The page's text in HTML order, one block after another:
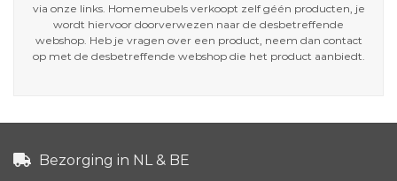
via onze links. Homemeubels verkoopt zelf géén producten, je
wordt hiervoor doorverwezen naar de desbetreffende
webshop. Heb je vragen over een product, neem dan contact
op met de desbetreffende webshop die het product aanbiedt.
Bezorging in NL & BE